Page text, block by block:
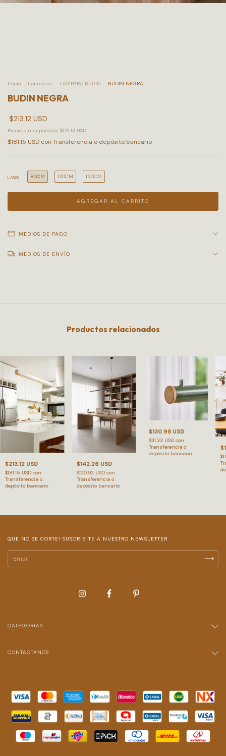
Inicio . Lámparas . LÁMPARA BUDIN . BUDIN NEGRA
BUDIN NEGRA
$213.12 USD
Precio sin impuestos $176.13 USD
$181.15 USD con Transferencia o depósito bancario
LAGO 80CM 120CM 150CM
MEDIOS DE PAGO
MEDIOS DE ENVÍO
Productos relacionados
$213.12 USD
$181.15 USDcon
Transferencia o
depósito bancario
$142.26 USD
$120.92 USDcon
Transferencia o
depósito bancario
$130.98 USD
$111.33 USDcon
Transferencia o
depósito bancario
QUE NO SE CORTE! SUSCRIBITE A NUESTRO NEWSLETTER
CATEGORÍAS
CONTACTANOS